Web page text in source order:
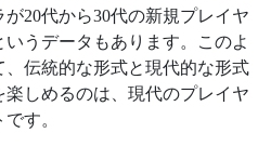
20代から30代の新規プレイヤ
うデータもあります。このよ
、伝統的な形式と現代的な形式
しめるのは、現代のプレイヤ
す。